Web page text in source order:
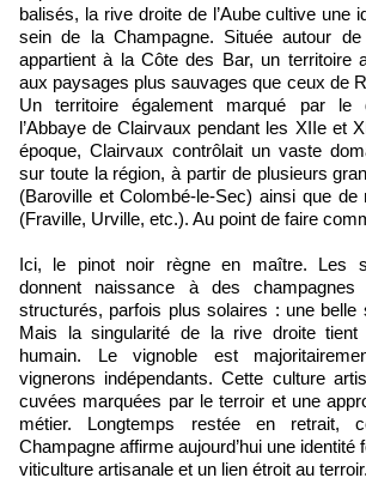
balisés, la rive droite de l’Aube cultive une
sein de la Champagne. Située autour de
appartient à la Côte des Bar, un territoire
aux paysages plus sauvages que ceux de
Un territoire également marqué par le
l’Abbaye de Clairvaux pendant les XIIe et
époque, Clairvaux contrôlait un vaste
sur toute la région, à partir de plusieurs
(Baroville et Colombé-le-Sec) ainsi que de
(Fraville, Urville, etc.). Au point de faire
Ici, le pinot noir règne en maître. Les
donnent naissance à des
structurés, parfois plus solaires : une belle
Mais la singularité de la rive droite
humain. Le vignoble est
vignerons indépendants. Cette culture
cuvées marquées par le terroir et une
métier. Longtemps restée en retrait,
Champagne affirme aujourd’hui une identité
viticulture artisanale et un lien étroit au terroir.